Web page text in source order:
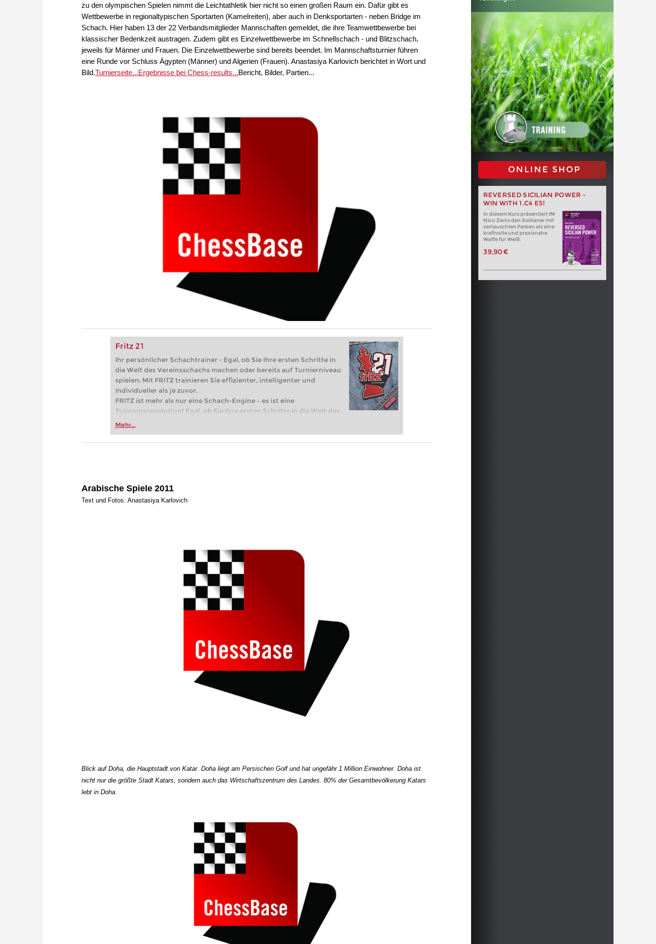
zu den olympischen Spielen nimmt die Leichtathletik hier nicht so einen großen Raum ein. Dafür gibt es
Wettbewerbe in regionaltypischen Sportarten (Kamelreiten), aber auch in Denksportarten - neben Bridge im
Schach. Hier haben 13 der 22 Verbandsmitglieder Mannschaften gemeldet, die ihre Teamwettbewerbe bei
klassischer Bedenkzeit austragen. Zudem gibt es Einzelwettbewerbe im Schnellschach - und Blitzschach,
jeweils für Männer und Frauen. Die Einzelwettbewerbe sind bereits beendet. Im Mannschaftsturnier führen
eine Runde vor Schluss Ägypten (Männer) und Algerien (Frauen). Anastasiya Karlovich berichtet in Wort und
Bild.Turnierseite...Ergebnisse bei Chess-results...Bericht, Bilder, Partien...
Fritz 21
Ihr persönlicher Schachtrainer - Egal, ob Sie Ihre ersten Schritte in
die Welt des Vereinsschachs machen oder bereits auf Turnierniveau
spielen: Mit FRITZ trainieren Sie effizienter, intelligenter und
individueller als je zuvor.
FRITZ ist mehr als nur eine Schach-Engine – es ist eine
Trainingsrevolution! Egal, ob Sie Ihre ersten Schritte in die Welt des
Vereinsschachs machen oder bereits auf Turnierniveau spielen: Mit
zuvor.
Mehr...
ONLINE SHOP
REVERSED SICILIAN POWER -
WIN WITH 1.C4 E5!
In diesem Kurs präsentiert IM
Nico Zwirs den Sizilianer mit
vertauschten Farben als eine
kraftvolle und praxisnahe
Waffe für Weiß.
39,90 €
Arabische Spiele 2011
Text und Fotos: Anastasiya Karlovich
Blick auf Doha, die Hauptstadt von Katar. Doha liegt am Persischen Golf und hat ungefähr 1 Million Einwohner. Doha ist
nicht nur die größte Stadt Katars, sondern auch das Wirtschaftszentrum des Landes. 80% der Gesamtbevölkerung Katars
lebt in Doha.